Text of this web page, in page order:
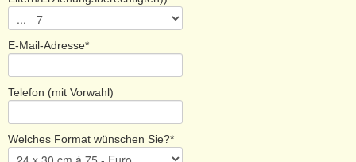
Teilzahlungen sind in Ausnahmefällen bei Rücksprache
möglich.
Ländervorwahl)*
Hier ist Freiraum für allgemeine Bemerkungen.
E-Mail-Adresse*
Telefon (mit Vorwahl)
Welches Format wünschen Sie?*